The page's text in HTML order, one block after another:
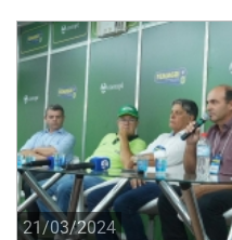
21/03/2024